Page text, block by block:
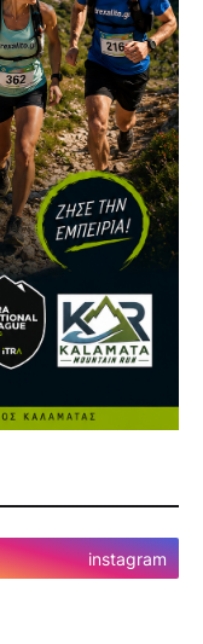
instagram